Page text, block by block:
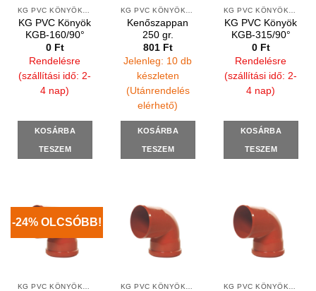
KG PVC KÖNYÖKÖK, TOKOS TÖMÍTŐGYŰRŰS
KG PVC Könyök
KGB-160/90°
0 Ft
Rendelésre
(szállítási idő: 2-
4 nap)
KOSÁRBA
TESZEM
KG PVC KÖNYÖKÖK, TOKOS TÖMÍTŐGYŰRŰS
Kenőszappan
250 gr.
801 Ft
Jelenleg: 10 db
készleten
(Utánrendelés
elérhető)
KOSÁRBA
TESZEM
KG PVC KÖNYÖKÖK, TOKOS TÖMÍTŐGYŰRŰS
KG PVC Könyök
KGB-315/90°
0 Ft
Rendelésre
(szállítási idő: 2-
4 nap)
KOSÁRBA
TESZEM
-24% OLCSÓBB!